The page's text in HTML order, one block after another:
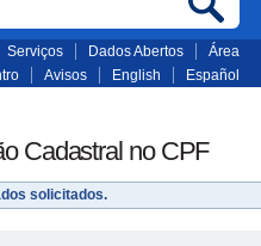
Serviços Dados Abertos
Área
Avisos English Español
Cadastral no CPF
solicitados.